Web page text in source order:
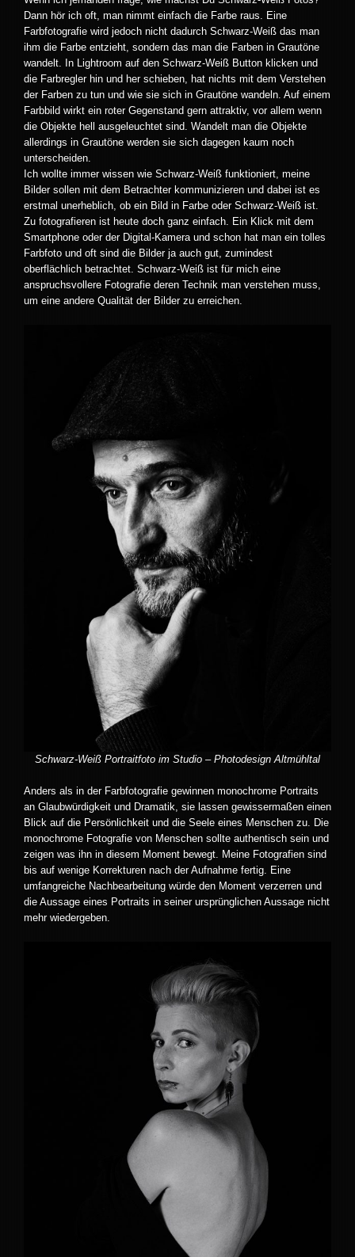
Dann hör ich oft, man nimmt einfach die Farbe raus. Eine
Farbfotografie wird jedoch nicht dadurch Schwarz-Weiß das man
ihm die Farbe entzieht, sondern das man die Farben in Grautöne
wandelt. In Lightroom auf den Schwarz-Weiß Button klicken und
die Farbregler hin und her schieben, hat nichts mit dem Verstehen
der Farben zu tun und wie sie sich in Grautöne wandeln. Auf einem
Farbbild wirkt ein roter Gegenstand gern attraktiv, vor allem wenn
die Objekte hell ausgeleuchtet sind. Wandelt man die Objekte
allerdings in Grautöne werden sie sich dagegen kaum noch
unterscheiden.
Ich wollte immer wissen wie Schwarz-Weiß funktioniert, meine
Bilder sollen mit dem Betrachter kommunizieren und dabei ist es
erstmal unerheblich, ob ein Bild in Farbe oder Schwarz-Weiß ist.
Zu fotografieren ist heute doch ganz einfach. Ein Klick mit dem
Smartphone oder der Digital-Kamera und schon hat man ein tolles
Farbfoto und oft sind die Bilder ja auch gut, zumindest
oberflächlich betrachtet. Schwarz-Weiß ist für mich eine
anspruchsvollere Fotografie deren Technik man verstehen muss,
um eine andere Qualität der Bilder zu erreichen.
Schwarz-Weiß Portraitfoto im Studio – Photodesign Altmühltal
Anders als in der Farbfotografie gewinnen monochrome Portraits
an Glaubwürdigkeit und Dramatik, sie lassen gewissermaßen einen
Blick auf die Persönlichkeit und die Seele eines Menschen zu. Die
monochrome Fotografie von Menschen sollte authentisch sein und
zeigen was ihn in diesem Moment bewegt. Meine Fotografien sind
bis auf wenige Korrekturen nach der Aufnahme fertig. Eine
umfangreiche Nachbearbeitung würde den Moment verzerren und
die Aussage eines Portraits in seiner ursprünglichen Aussage nicht
mehr wiedergeben.